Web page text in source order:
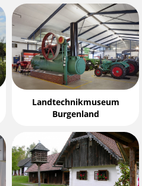
Landtechnikmuseum
Burgenland